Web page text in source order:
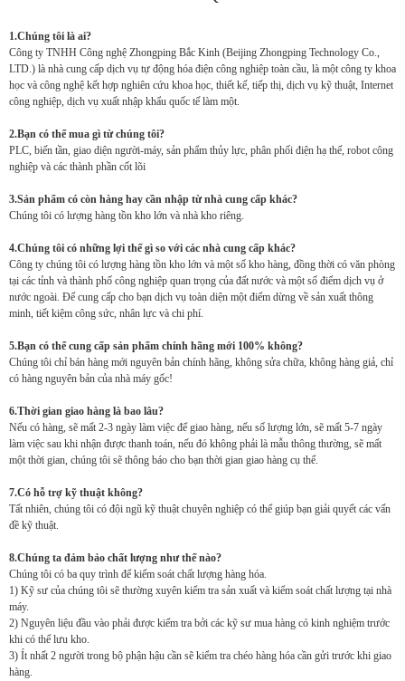
1.Chúng tôi là ai?
Công ty TNHH Công nghệ Zhongping Bắc Kinh (Beijing Zhongping Technology Co.,
LTD.) là nhà cung cấp dịch vụ tự động hóa điện công nghiệp toàn cầu, là một công ty khoa
học và công nghệ kết hợp nghiên cứu khoa học, thiết kế, tiếp thị, dịch vụ kỹ thuật, Internet
công nghiệp, dịch vụ xuất nhập khẩu quốc tế làm một.
2.Bạn có thể mua gì từ chúng tôi?
PLC, biến tần, giao diện người-máy, sản phẩm thủy lực, phân phối điện hạ thế, robot công
nghiệp và các thành phần cốt lõi
3.Sản phẩm có còn hàng hay cần nhập từ nhà cung cấp khác?
Chúng tôi có lượng hàng tồn kho lớn và nhà kho riêng.
4.Chúng tôi có những lợi thế gì so với các nhà cung cấp khác?
Công ty chúng tôi có lượng hàng tồn kho lớn và một số kho hàng, đồng thời có văn phòng
tại các tỉnh và thành phố công nghiệp quan trọng của đất nước và một số điểm dịch vụ ở
nước ngoài. Để cung cấp cho bạn dịch vụ toàn diện một điểm dừng về sản xuất thông
minh, tiết kiệm công sức, nhân lực và chi phí.
5.Bạn có thể cung cấp sản phẩm chính hãng mới 100% không?
Chúng tôi chỉ bán hàng mới nguyên bản chính hãng, không sửa chữa, không hàng giả, chỉ
có hàng nguyên bản của nhà máy gốc!
6.Thời gian giao hàng là bao lâu?
Nếu có hàng, sẽ mất 2-3 ngày làm việc để giao hàng, nếu số lượng lớn, sẽ mất 5-7 ngày
làm việc sau khi nhận được thanh toán, nếu đó không phải là mẫu thông thường, sẽ mất
một thời gian, chúng tôi sẽ thông báo cho bạn thời gian giao hàng cụ thể.
7.Có hỗ trợ kỹ thuật không?
Tất nhiên, chúng tôi có đội ngũ kỹ thuật chuyên nghiệp có thể giúp bạn giải quyết các vấn
đề kỹ thuật.
8.Chúng ta đảm bảo chất lượng như thế nào?
Chúng tôi có ba quy trình để kiểm soát chất lượng hàng hóa.
1) Kỹ sư của chúng tôi sẽ thường xuyên kiểm tra sản xuất và kiểm soát chất lượng tại nhà
máy.
2) Nguyên liệu đầu vào phải được kiểm tra bởi các kỹ sư mua hàng có kinh nghiệm trước
khi có thể lưu kho.
3) Ít nhất 2 người trong bộ phận hậu cần sẽ kiểm tra chéo hàng hóa cần gửi trước khi giao
hàng.